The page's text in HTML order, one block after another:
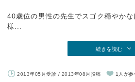
40歳位の男性の先生でスゴク穏やか
様...
続きを読む
2013年05月受診 / 2013年08月投稿 1人が参